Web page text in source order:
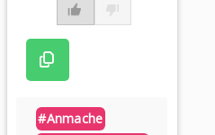
#anmache